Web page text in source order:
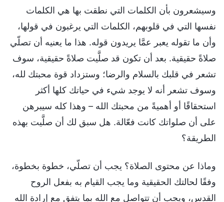
وسيشعرون بأن الكلمات التي نطقت بها هي الكلمات
نفسها التي في قلوبهم، الكلمات التي يرغبون في قولها،
وأن ما تقوله يعبر عمَّا يريدون قوله. هذا ما يعنيه أن تصلّي
صلاةً حقيقية. بعد أن تكون قد صلَّيت صلاةً حقيقية، سوف
تشعر في قلبك بالسلام والرضا؛ وستزداد قوة محبتك لله،
وسوف تشعر أنه لا يوجد شيء في حياتك كلها أكثر
استحقاقًا أو أهميةً من محبتك الله – وهذا كله سيبرهن
على أن صلواتك كانت فعّالة. هل سبق لك أن صلَّيت بهذه
الطريقة؟
وماذا عن محتوى الصلاة؟ يجب أن تصلّي، خطوة بخطوة،
وفقًا لحالتك الحقيقية وما يجب القيام به بفعل الروح
القدس، ويجب أن تتواصل مع الله بما يتفق مع إرادة الله